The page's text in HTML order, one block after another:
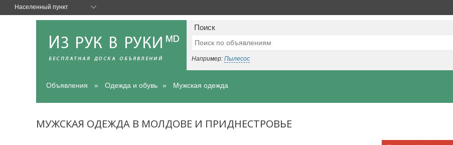
Поиск
Например: Пылесос
Объявления Одежда и обувь Мужская одежда
МУЖСКАЯ ОДЕЖДА В МОЛДОВЕ И ПРИДНЕСТРОВЬЕ
Населенный пункт